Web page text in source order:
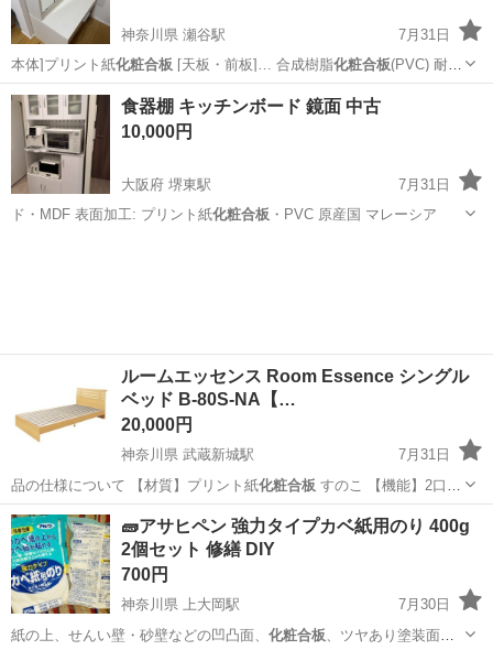
神奈川県 瀬谷駅
7月31日
本体]プリント紙化粧合板 [天板・前板]… 合成樹脂化粧合板(PVC) 耐
荷…
神奈川 横浜市 瀬谷駅 ドレッサー
食器棚 キッチンボード 鏡面 中古
10,000円
大阪府 堺東駅
7月31日
ド・MDF 表面加工: プリント紙化粧合板 ・PVC 原産国 マレーシア
ルームエッセンス Room Essence シングル
ベッド B-80S-NA【…
20,000円
神奈川県 武蔵新城駅
7月31日
品の仕様について 【材質】プリント紙化粧合板 すのこ 【機能】2口コ
ンセント付 …
神奈川 川崎市 武蔵新城駅 ベッド
🧱アサヒペン 強力タイプカベ紙用のり 400g
2個セット 修繕 DIY
700円
神奈川県 上大岡駅
7月30日
紙の上、せんい壁・砂壁などの凹凸面、 化粧合板 、ツヤあり塗装面の